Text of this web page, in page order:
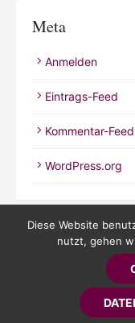
Meta
Anmelden
Eintrags-Feed
Kommentar-Feed
WordPress.org
©
Powered by
Diese Website
nutzt, gehen